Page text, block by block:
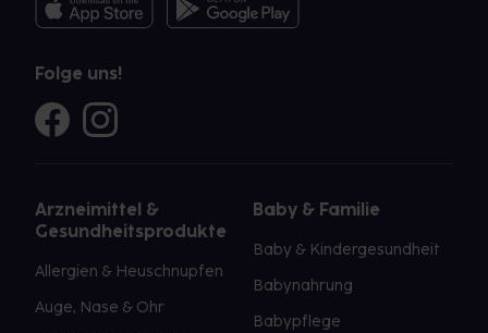
Folge uns!
Arzneimittel &
Gesundheitsprodukte
Allergien & Heuschnupfen
Auge, Nase & Ohr
Baby & Familie
Baby & Kindergesundheit
Babynahrung
Babypflege